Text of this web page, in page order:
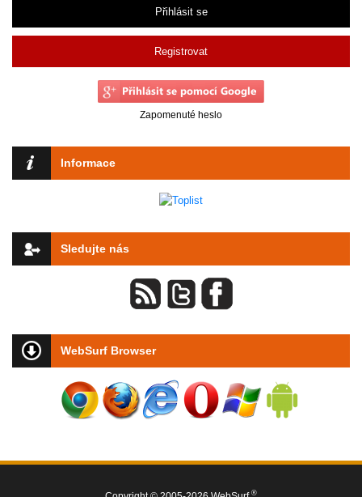
Přihlásit se
Registrovat
Zapomenuté heslo
Informace
Sledujte nás
WebSurf Browser
®